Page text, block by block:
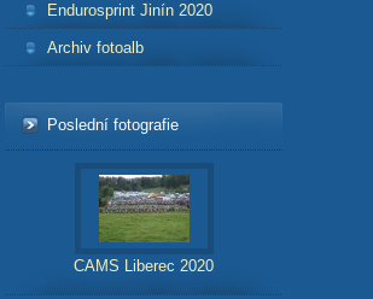
Endurosprint Jinín 2020
Archiv fotoalb
Poslední fotografie
CAMS Liberec 2020